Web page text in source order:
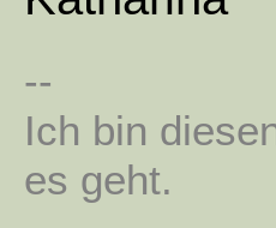
--
Ich bin
es geht.